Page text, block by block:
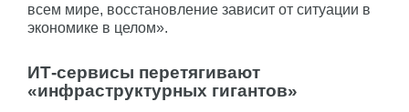
всем мире, восстановление зависит от ситуации в
экономике в целом».
ИТ-сервисы перетягивают
«инфраструктурных гигантов»